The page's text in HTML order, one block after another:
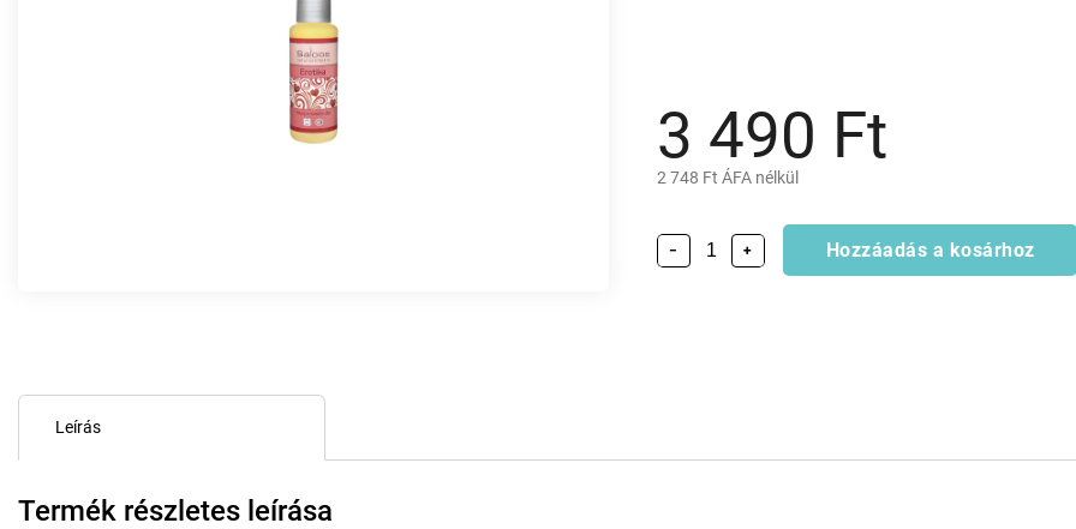
3 490 Ft
2 748 Ft ÁFA nélkül
+
− Hozzáadás a kosárhoz
Leírás
Termék részletes leírása